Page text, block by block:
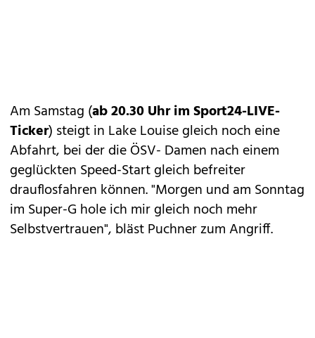
Am Samstag (ab 20.30 Uhr im Sport24-LIVE-
Ticker) steigt in Lake Louise gleich noch eine
Abfahrt, bei der die ÖSV- Damen nach einem
geglückten Speed-Start gleich befreiter
drauflosfahren können. "Morgen und am Sonntag
im Super-G hole ich mir gleich noch mehr
Selbstvertrauen", bläst Puchner zum Angriff.